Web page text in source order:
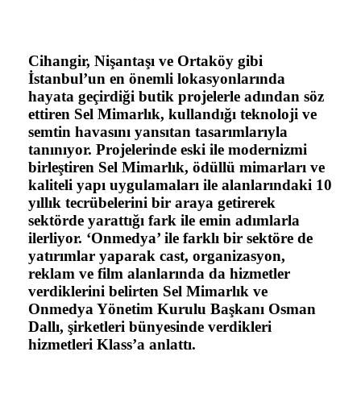
Cihangir, Nişantaşı ve Ortaköy gibi
İstanbul’un en önemli lokasyonlarında
hayata geçirdiği butik projelerle adından söz
ettiren Sel Mimarlık, kullandığı teknoloji ve
semtin havasını yansıtan tasarımlarıyla
tanınıyor. Projelerinde eski ile modernizmi
birleştiren Sel Mimarlık, ödüllü mimarları ve
kaliteli yapı uygulamaları ile alanlarındaki 10
yıllık tecrübelerini bir araya getirerek
sektörde yarattığı fark ile emin adımlarla
ilerliyor. ‘Onmedya’ ile farklı bir sektöre de
yatırımlar yaparak cast, organizasyon,
reklam ve film alanlarında da hizmetler
verdiklerini belirten Sel Mimarlık ve
Onmedya Yönetim Kurulu Başkanı Osman
Dallı, şirketleri bünyesinde verdikleri
hizmetleri Klass’a anlattı.